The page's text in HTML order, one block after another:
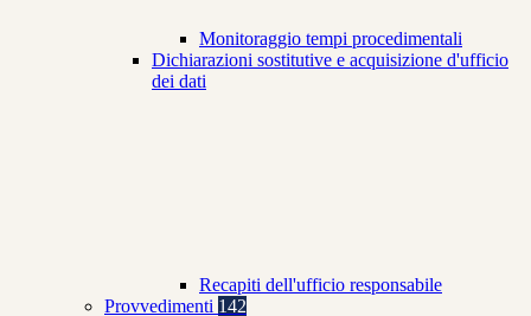
Monitoraggio tempi procedimentali
Dichiarazioni sostitutive e acquisizione d'ufficio
dei dati
Recapiti dell'ufficio responsabile
Provvedimenti 142